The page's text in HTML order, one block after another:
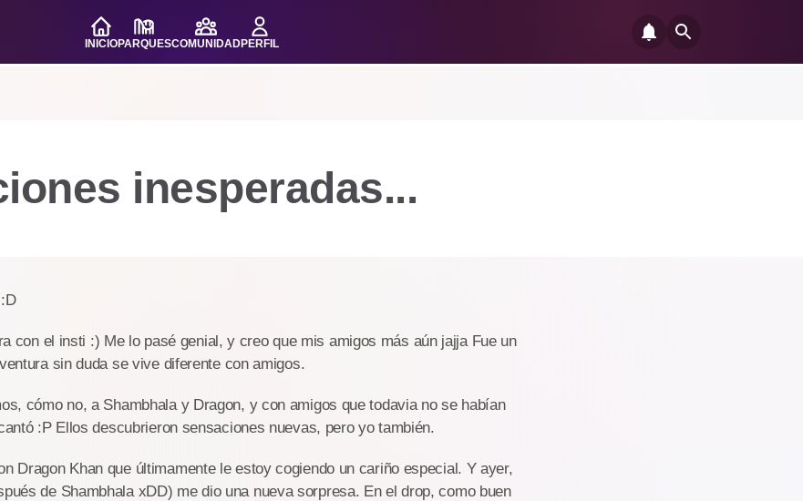
INICIOPARQUESCOMUNIDADPERFIL
inesperadas...
con el insti :) Me lo pasé genial, y creo que mis amigos más aún jajja Fue un
sin duda se vive diferente con amigos.
cómo no, a Shambhala y Dragon, y con amigos que todavia no se habían
:P Ellos descubrieron sensaciones nuevas, pero yo también.
Dragon Khan que últimamente le estoy cogiendo un cariño especial. Y ayer,
de Shambhala xDD) me dio una nueva sorpresa. En el drop, como buen